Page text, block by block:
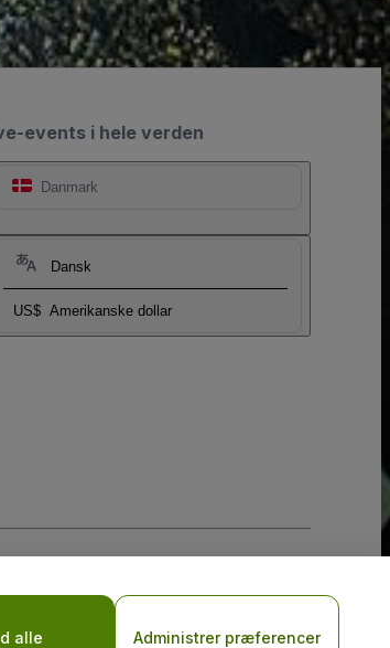
events i hele verden
Danmark
Dansk
US$ Amerikanske dollar
alle Administrer præferencer